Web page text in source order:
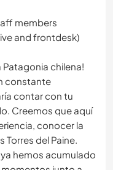
members
and frontdesk)
Patagonia chilena!
constante
contar con tu
Creemos que aquí
conocer la
Torres del Paine.
hemos acumulado